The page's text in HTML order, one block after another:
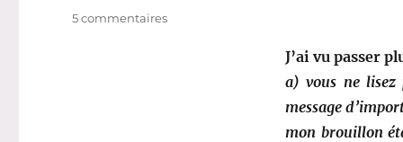
J’ai vu passer
a) vous ne lisez
message
mon brouillon
5 commentairessur